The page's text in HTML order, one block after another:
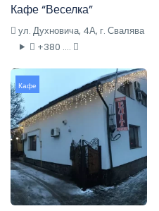
Кафе “Веселка”
ул. Духновича, 4А, г. Свалява
+380 ....
Кафе